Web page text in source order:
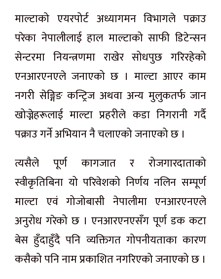
माल्टाको एयरपोर्ट अध्यागमन विभागले पक्राउ
परेका नेपालीलाई हाल माल्टाको साफी डिटेन्सन
सेन्टरमा नियन्त्रणमा राखेर सोधपुछ गरिरहेको
एनआरएनएले जनाएको छ । माल्टा आएर काम
नगरी सेङ्गिङ कन्ट्रिज अथवा अन्य मुलुकतर्फ जान
खोज्नेहरूलाई माल्टा प्रहरीले कडा निगरानी गर्दै
पक्राउ गर्ने अभियान नै चलाएको जनाएको छ ।
त्यसैले पूर्ण कागजात र रोजगारदाताको
स्वीकृतिबिना यो परिवेशको निर्णय नलिन सम्पूर्ण
माल्टा एवं गोजोबासी नेपालीमा एनआरएनएले
अनुरोध गरेको छ । एनआरएनएसँग पूर्ण डक कटा
बेस हुँदाहुँदै पनि व्यक्तिगत गोपनीयताका कारण
कसैको पनि नाम प्रकाशित नगरिएको जनाएको छ ।